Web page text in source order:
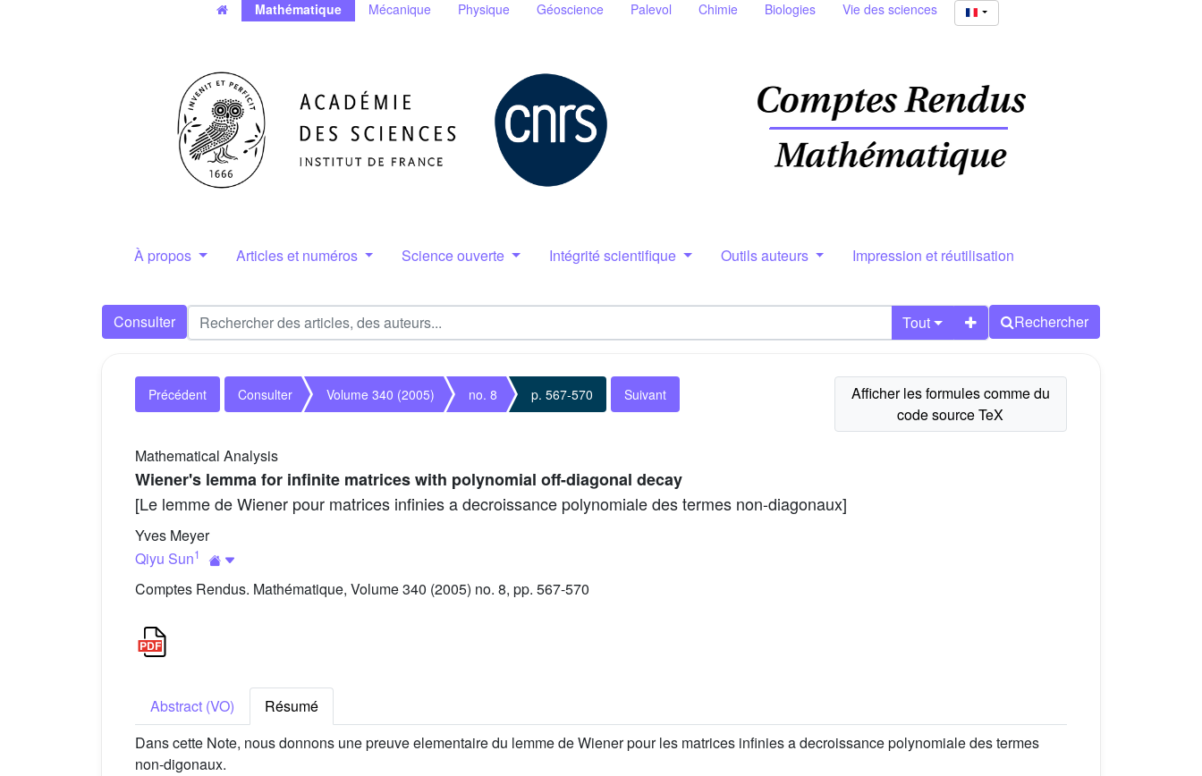
Mathématique Mécanique Physique Géoscience Palevol Chimie Biologies Vie des sciences
À propos Articles et numéros Science ouverte Intégrité scientifique Outils auteurs Impression et réutilisation
Consulter Tout Rechercher
Précédent Consulter Volume 340 (2005) no. 8 p. 567-570 Suivant
Mathematical Analysis
Wiener's lemma for infinite matrices with polynomial off-diagonal decay
[Le lemme de Wiener pour matrices infinies a decroissance polynomiale des termes non-diagonaux]
Yves Meyer
Qiyu Sun1
Comptes Rendus. Mathématique, Volume 340 (2005) no. 8, pp. 567-570
Abstract (VO)
Résumé
Dans cette Note, nous donnons une preuve elementaire du lemme de Wiener pour les matrices infinies a decroissance polynomiale des termes
non-digonaux.